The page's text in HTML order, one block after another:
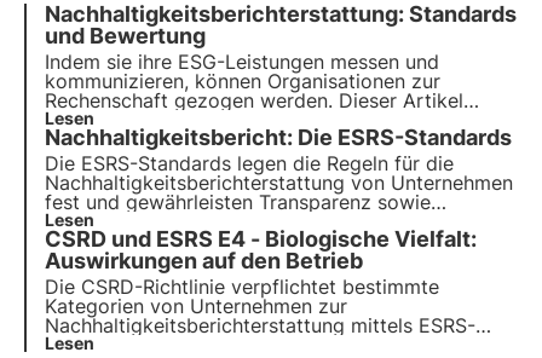
Nachhaltigkeitsberichterstattung: Standards
und Bewertung
Indem sie ihre ESG-Leistungen messen und
kommunizieren, können Organisationen zur
Rechenschaft gezogen werden. Dieser Artikel
beleuchtet die Rolle von
authentische Bewertungund zeigt, wie die Projekte
von 3Bee mit den globalen Nachhaltigkeitszielen in
Einklang stehen.
Lesen
Nachhaltigkeitsbericht: Die ESRS-Standards
Die ESRS-Standards legen die Regeln für die
Nachhaltigkeitsberichterstattung von Unternehmen
fest und gewährleisten Transparenz sowie
gesetzliche Konformität in allen ESG-Aspekten.
Erfahre hier, was sie sind, wie sie funktionieren und
welche Hauptanforderungen zu beachten sind.
Lesen
CSRD und ESRS E4 - Biologische Vielfalt:
Auswirkungen auf den Betrieb
Die CSRD-Richtlinie verpflichtet bestimmte
Kategorien von Unternehmen zur
Nachhaltigkeitsberichterstattung mittels ESRS-
Standards, die auf dem Prinzip der doppelten
Lesen